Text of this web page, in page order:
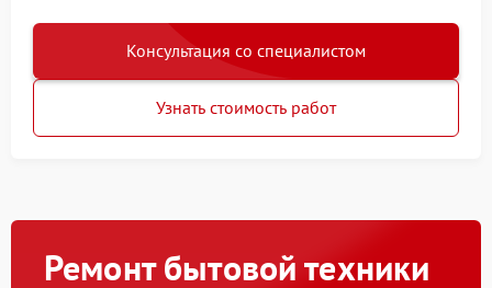
Консультация со специалистом
Узнать стоимость работ
Ремонт бытовой техники